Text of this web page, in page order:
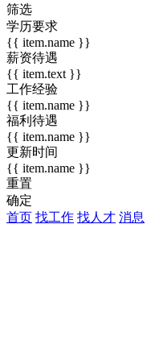
筛选
学历要求
{{ item.name }}
薪资待遇
{{ item.text }}
工作经验
{{ item.name }}
福利待遇
{{ item.name }}
更新时间
{{ item.name }}
重置
确定
首页 找工作 找人才 消息